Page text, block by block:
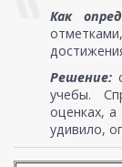
Как
Решение:
учебы.
оценках,
удивило,